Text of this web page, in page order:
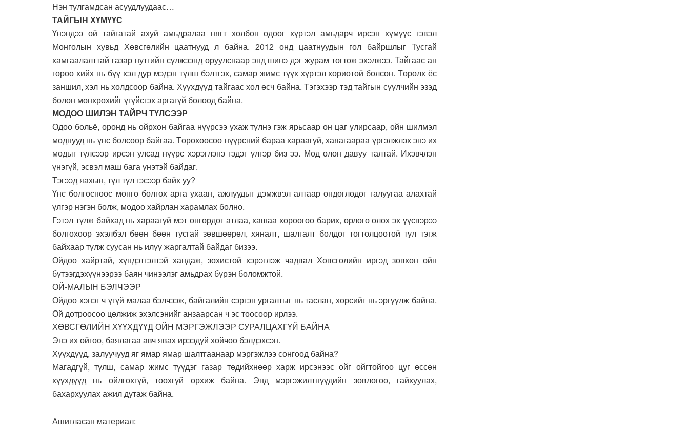
Нэн тулгамдсан асуудлуудаас…
ТАЙГЫН ХҮМҮҮС
Үнэндээ ой тайгатай ахуй амьдралаа нягт холбон одоог хүртэл амьдарч ирсэн хүмүүс гэвэл
Монголын хувьд Хөвсгөлийн цаатнууд л байна. 2012 онд цаатнуудын гол байршлыг Тусгай
хамгаалалттай газар нутгийн сүлжээнд оруулснаар энд шинэ дэг журам тогтож эхэлжээ. Тайгаас ан
гөрөө хийх нь бүү хэл дур мэдэн түлш бэлтгэх, самар жимс түүх хүртэл хориотой болсон. Төрөлх ёс
заншил, хэл нь холдсоор байна. Хүүхдүүд тайгаас хол өсч байна. Тэгэхээр тэд тайгын сүүлчийн эзэд
болон мөнхрөхийг үгүйсгэх аргагүй болоод байна.
МОДОО ШИЛЭН ТАЙРЧ ТҮЛСЭЭР
Одоо больё, оронд нь ойрхон байгаа нүүрсээ ухаж түлнэ гэж ярьсаар он цаг улирсаар, ойн шилмэл
моднууд нь үнс болсоор байгаа. Төрөхөөсөө нүүрсний бараа хараагүй, хаяагаараа үргэлжлэх энэ их
модыг түлсээр ирсэн улсад нүүрс хэрэглэнэ гэдэг үлгэр биз ээ. Мод олон давуу талтай. Ихэвчлэн
үнэгүй, эсвэл маш бага үнэтэй байдаг.
Тэгээд яахын, түл түл гэсээр байх уу?
Үнс болгосноос мөнгө болгох арга ухаан, ажлуудыг дэмжвэл алтаар өндөглөдөг галуугаа алахтай
үлгэр нэгэн болж, модоо хайрлан харамлах болно.
Гэтэл түлж байхад нь хараагүй мэт өнгөрдөг атлаа, хашаа хороогоо барих, орлого олох эх үүсвэрээ
болгохоор эхэлбэл бөөн бөөн тусгай зөвшөөрөл, хяналт, шалгалт болдог тогтолцоотой тул тэгж
байхаар түлж суусан нь илүү жаргалтай байдаг бизээ.
Ойдоо хайртай, хүндэтгэлтэй хандаж, зохистой хэрэглэж чадвал Хөвсгөлийн иргэд зөвхөн ойн
бүтээгдэхүүнээрээ баян чинээлэг амьдрах бүрэн боломжтой.
ОЙ-МАЛЫН БЭЛЧЭЭР
Ойдоо хэнэг ч үгүй малаа бэлчээж, байгалийн сэргэн ургалтыг нь таслан, хөрсийг нь эргүүлж байна.
Ой дотроосоо цөлжиж эхэлсэнийг анзаарсан ч эс тоосоор ирлээ.
ХӨВСГӨЛИЙН ХҮҮХДҮҮД ОЙН МЭРГЭЖЛЭЭР СУРАЛЦАХГҮЙ БАЙНА
Энэ их ойгоо, баялагаа авч явах ирээдүй хойчоо бэлдэхсэн.
Хүүхдүүд, залуучууд яг ямар ямар шалтгаанаар мэргэжлээ сонгоод байна?
Магадгүй, түлш, самар жимс түүдэг газар төдийхнөөр харж ирсэнээс ойг ойгтойгоо цуг өссөн
хүүхдүүд нь ойлгохгүй, тоохгүй орхиж байна. Энд мэргэжилтнүүдийн зөвлөгөө, гайхуулах,
бахархуулах ажил дутаж байна.
Ашигласан материал: